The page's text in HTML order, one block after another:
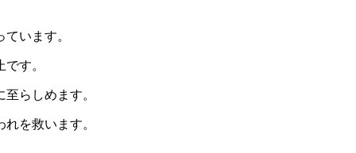
います。
す。
らしめます。
を救います。